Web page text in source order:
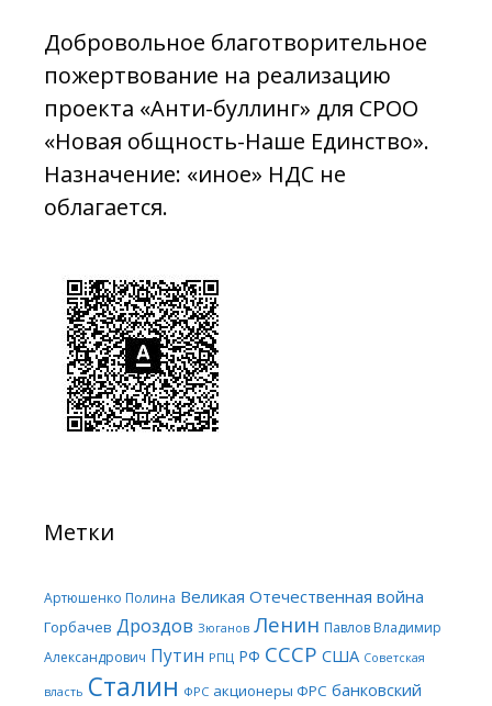
Добровольное благотворительное
пожертвование на реализацию
проекта «Анти-буллинг» для СРОО
«Новая общность-Наше Единство».
Назначение: «иное» НДС не
облагается.
Метки
Артюшенко Полина Великая Отечественная война
Горбачев Дроздов Зюганов Ленин Павлов Владимир
Александрович Путин РПЦ РФ СССР США Советская
власть Сталин ФРС акционеры ФРС банковский